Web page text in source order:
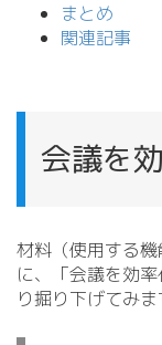
まとめ
関連記事
会議を
材料（使用する
に、「会議を効
り掘り下げてみま